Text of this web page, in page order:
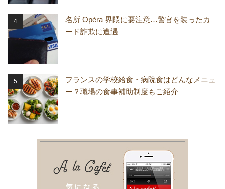
名所 Opéra 界隈に要注意…警官を装ったカ
ード詐欺に遭遇
フランスの学校給食・病院食はどんなメニュ
ー？職場の食事補助制度もご紹介